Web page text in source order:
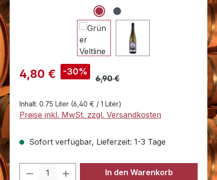
Verkaufspreis:
4,80 € -30%
6,90 €
Inhalt: 0.75 Liter (6,40 € / 1 Liter)
Preise inkl. MwSt. zzgl. Versandkosten
Sofort verfügbar, Lieferzeit: 1-3 Tage
Produkt Anzahl: Gib den
In den Warenkorb